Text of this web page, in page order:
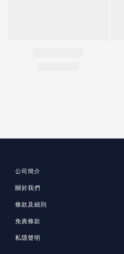
公司簡介
關於我們
條款及細則
免責條款
私隱聲明